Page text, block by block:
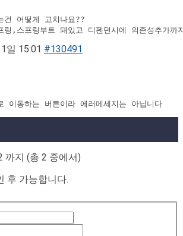
건 어떻게 고치나요??
링,스프링부트 돼있고 디펜던시에 의존성추가까
일 15:01 #130491
이동하는 버튼이라 에러메세지는 아닙니다
까지 (총 2 중에서)
후 가능합니다.